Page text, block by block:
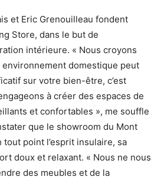
et Eric Grenouilleau fondent
Store, dans le but de
intérieure. « Nous croyons
domestique peut
sur votre bien-être, c’est
à créer des espaces de
et confortables », me souffle
que le showroom du Mont
point l’esprit insulaire, sa
doux et relaxant. « Nous ne nous
des meubles et de la